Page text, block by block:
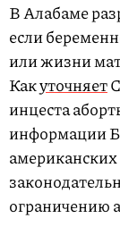
В Алабаме
если
или жизни
Какуточняет
инцеста
информации
ограничению